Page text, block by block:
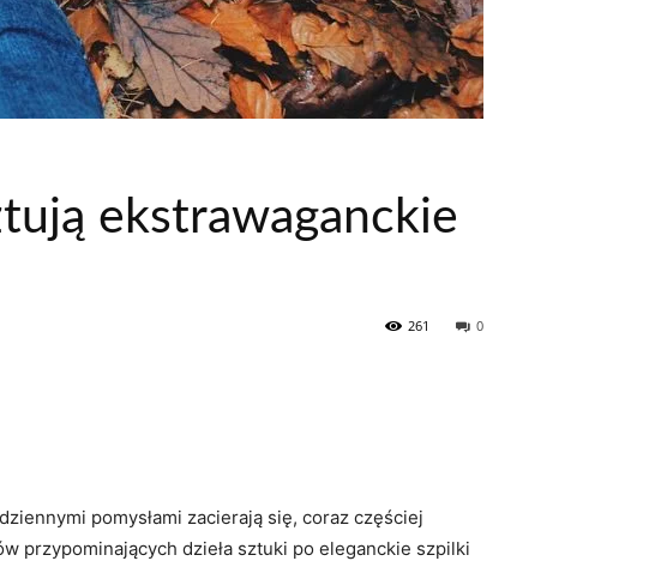
ekstrawaganckie
0
261
pomysłami zacierają się, coraz częściej
przypominających dzieła sztuki po eleganckie szpilki